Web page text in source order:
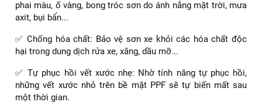
phai màu, ố vàng, bong tróc sơn do ánh nắng mặt trời, mưa
axit, bụi bẩn...
✅ Chống hóa chất: Bảo vệ sơn xe khỏi các hóa chất độc
hại trong dung dịch rửa xe, xăng, dầu mỡ...
✅ Tự phục hồi vết xước nhẹ: Nhờ tính năng tự phục hồi,
những vết xước nhỏ trên bề mặt PPF sẽ tự biến mất sau
một thời gian.